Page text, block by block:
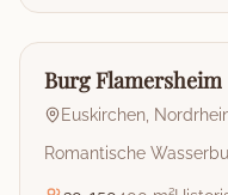
Burg
Burg Flamersheim
Euskirchen
Romantische